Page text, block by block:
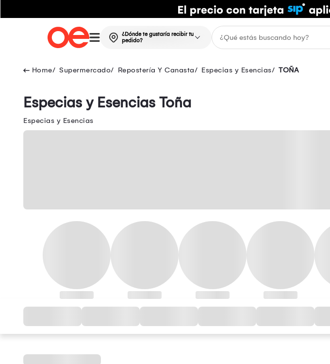
¿Dónde te gustaría recibir tu
pedido?
Supermercado Repostería Y Canasta Especias y Esencias TOÑA
Especias y Esencias Toña
Especias y Esencias